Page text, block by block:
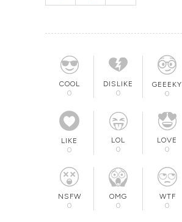
COOL
0
DISLIKE
0
GEEEKY
0
LIKE
0
LOL
0
LOVE
0
NSFW
0
OMG
0
WTF
0